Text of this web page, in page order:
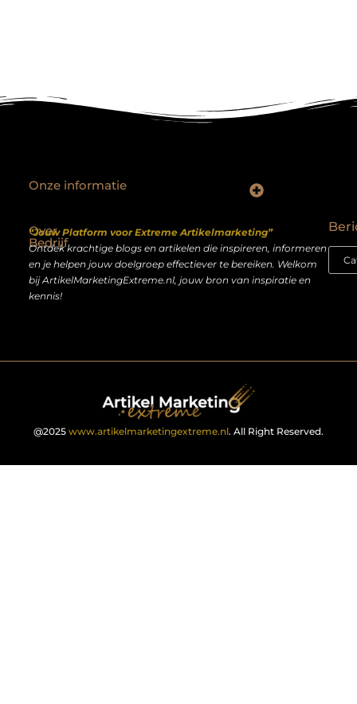
Over
Bedrijf
“Jouw Platform voor Extreme Artikelmarketing”
Ontdek krachtige blogs en artikelen die inspireren, informeren
en je helpen jouw doelgroep effectiever te bereiken. Welkom
bij ArtikelMarketingExtreme.nl, jouw bron van inspiratie en
kennis!
Onze informatie
@2025 www.artikelmarketingextreme.nl. All Right Reserved.